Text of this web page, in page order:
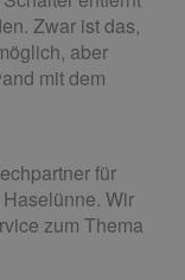
Zwar ist das,
aber
mit dem
für
Wir
zum Thema